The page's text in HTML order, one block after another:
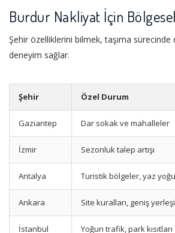
Burdur Nakliyat İçin
Şehir özelliklerini bilmek, taşıma
deneyim sağlar.
Şehir Özel Durum
Gaziantep Dar sokak ve mahalleler
İzmir Sezonluk talep artışı
Antalya Turistik bölgeler, yaz
Ankara Site kuralları, geniş
İstanbul Yoğun trafik, park kısıtları